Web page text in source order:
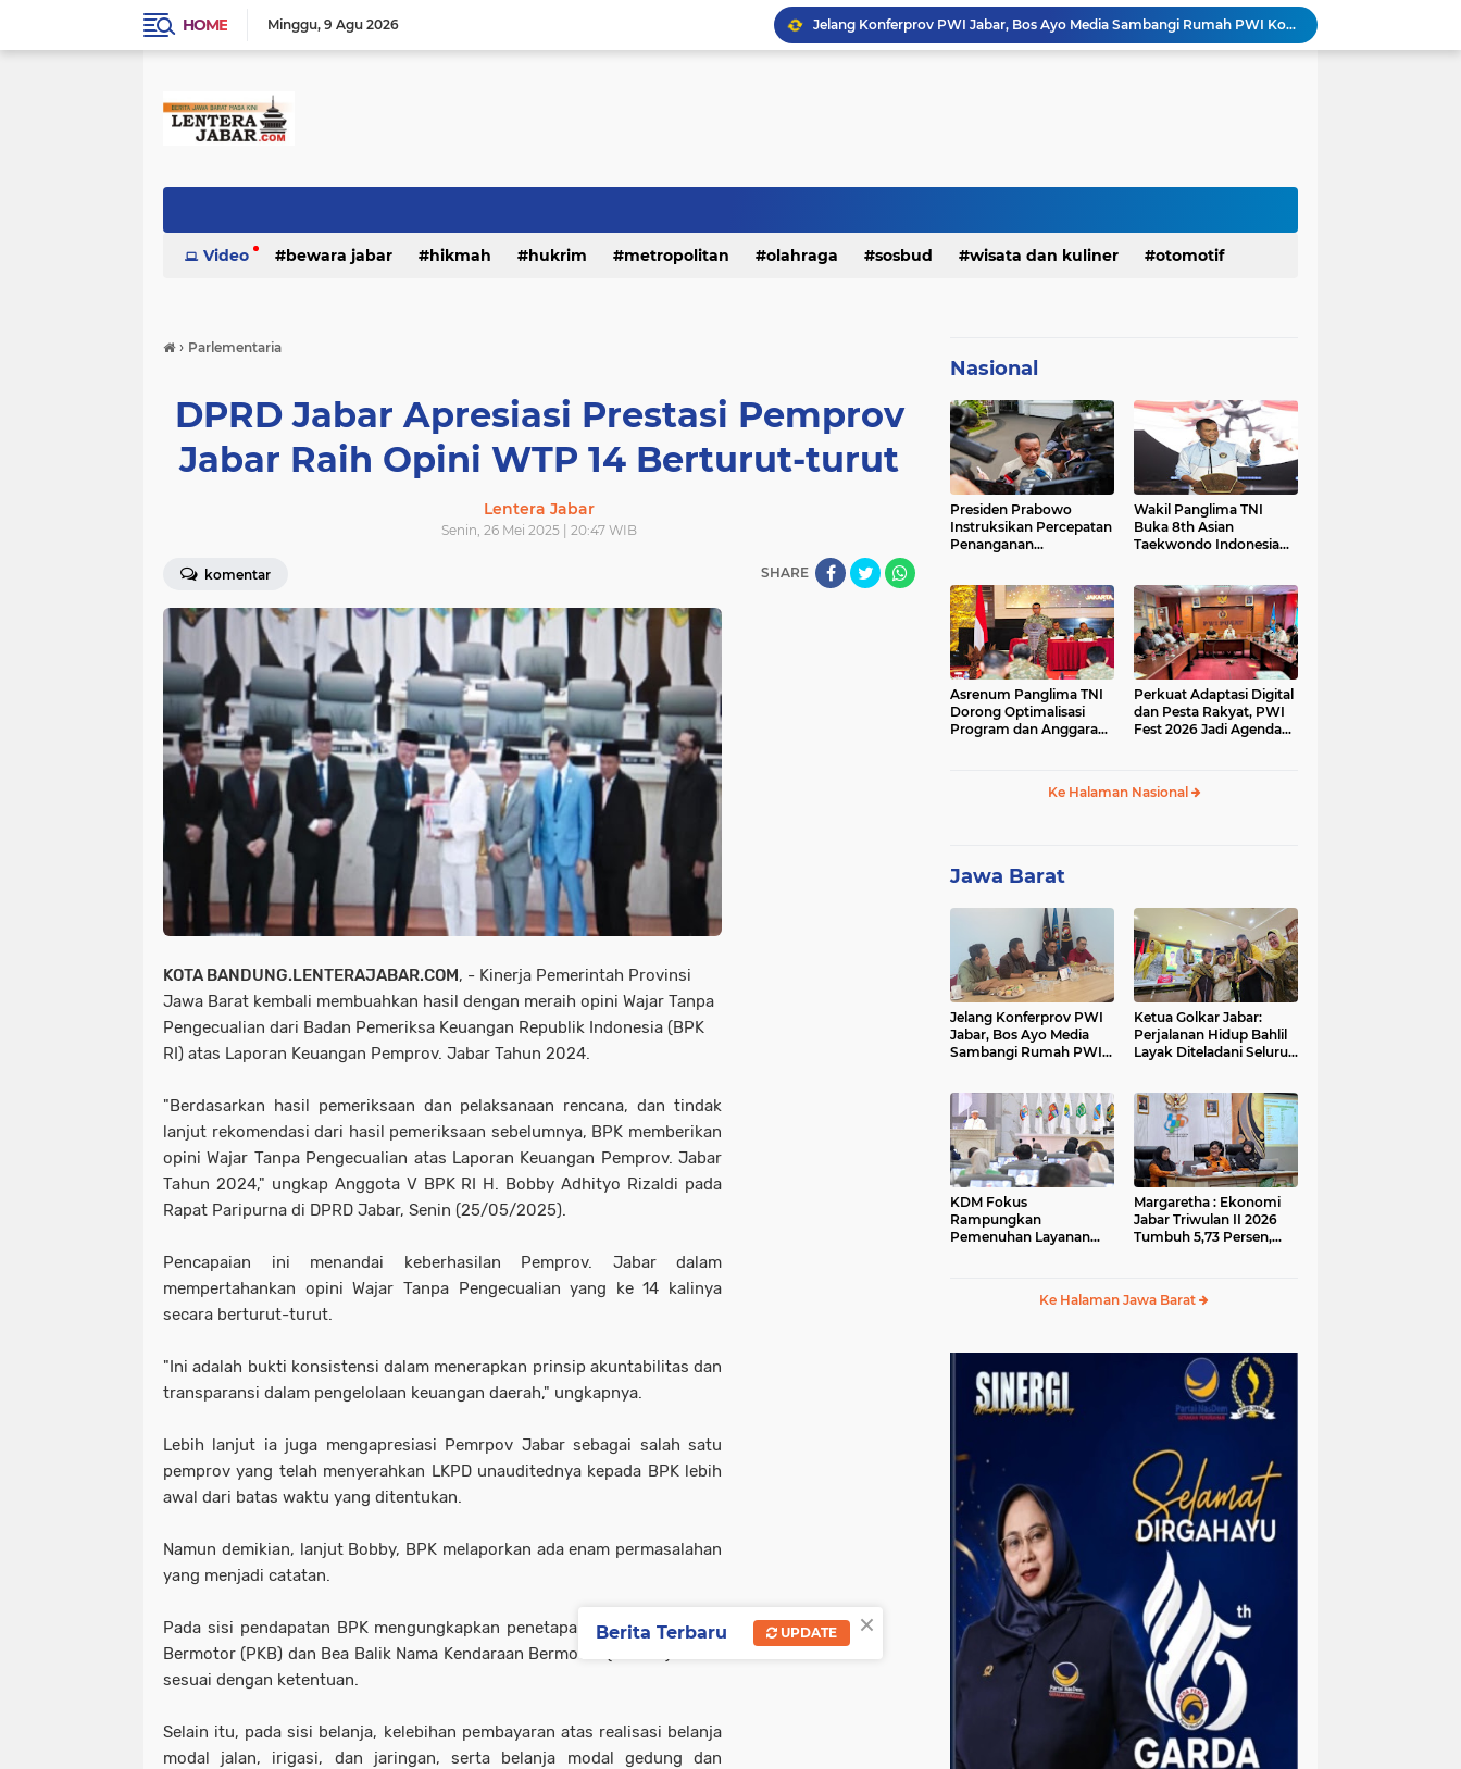
HOME Minggu 9 Agu 2026 Jelang Konferprov PWI Jabar, Bos Ayo Media Sambangi Rumah PWI Kota Bogor
Bangkitkan Merek Legendaris Semen Kujang, SIG Bidik Penguatan Dominasi Pasar Jawa Barat
Ketua Golkar Jabar: Perjalanan Hidup Bahlil Layak Diteladani Seluruh Kader Partai
Pemkot Siapkan 100 Armada Pengangkut Sampah Bila TPPAS Legok Nangka Beroperasi
Info Penting! DPD Partai Demokrat Provinsi Jawa Barat Membuka Pendaftaran bakal calon Ketua
Video bewara jabar hikmah hukrim metropolitan olahraga sosbud wisata dan kuliner otomotif
› Parlementaria
DPRD Jabar Apresiasi Prestasi Pemprov
Jabar Raih Opini WTP 14 Berturut-turut
Lentera Jabar
Senin, 26 Mei 2025 | 20:47 WIB
komentar SHARE
KOTA BANDUNG.LENTERAJABAR.COM, - Kinerja Pemerintah Provinsi
Jawa Barat kembali membuahkan hasil dengan meraih opini Wajar Tanpa
Pengecualian dari Badan Pemeriksa Keuangan Republik Indonesia (BPK
RI) atas Laporan Keuangan Pemprov. Jabar Tahun 2024.
"Berdasarkan hasil pemeriksaan dan pelaksanaan rencana, dan tindak
lanjut rekomendasi dari hasil pemeriksaan sebelumnya, BPK memberikan
opini Wajar Tanpa Pengecualian atas Laporan Keuangan Pemprov. Jabar
Tahun 2024," ungkap Anggota V BPK RI H. Bobby Adhityo Rizaldi pada
Rapat Paripurna di DPRD Jabar, Senin (25/05/2025).
Pencapaian ini menandai keberhasilan Pemprov. Jabar dalam
mempertahankan opini Wajar Tanpa Pengecualian yang ke 14 kalinya
secara berturut-turut.
"Ini adalah bukti konsistensi dalam menerapkan prinsip akuntabilitas dan
transparansi dalam pengelolaan keuangan daerah," ungkapnya.
Lebih lanjut ia juga mengapresiasi Pemrpov Jabar sebagai salah satu
pemprov yang telah menyerahkan LKPD unauditednya kepada BPK lebih
awal dari batas waktu yang ditentukan.
Namun demikian, lanjut Bobby, BPK melaporkan ada enam permasalahan
yang menjadi catatan.
Pada sisi pendapatan BPK mengungkapkan penetapan Pajak Kendaraan
Bermotor (PKB) dan Bea Balik Nama Kendaraan Bermotor (BBNKB) belum
sesuai dengan ketentuan.
Selain itu, pada sisi belanja, kelebihan pembayaran atas realisasi belanja
modal jalan, irigasi, dan jaringan, serta belanja modal gedung dan
Nasional
Presiden Prabowo
Instruksikan Percepatan
Penanganan
BBM
Wakil Panglima TNI
Buka 8th Asian
Taekwondo Indonesia
Asrenum Panglima TNI
Dorong Optimalisasi
Program dan Anggaran
Perkuat Adaptasi Digital
dan Pesta Rakyat, PWI
Fest 2026 Jadi Agenda
Ke Halaman Nasional
Jawa Barat
Jelang Konferprov PWI
Jabar, Bos Ayo Media
Sambangi Rumah PWI
Ketua Golkar Jabar:
Perjalanan Hidup Bahlil
Layak Diteladani Seluruh
KDM Fokus
Rampungkan
Pemenuhan Layanan
Margaretha : Ekonomi
Jabar Triwulan II 2026
Tumbuh 5,73 Persen,
Ke Halaman Jawa Barat
×
Berita Terbaru UPDATE